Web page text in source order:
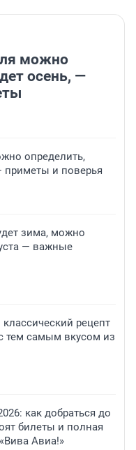
можно
осень, —
определить,
приметы и поверья
зима, можно
— важные
рецепт
тем самым вкусом из
как добраться до
билеты и полная
Авиа!»